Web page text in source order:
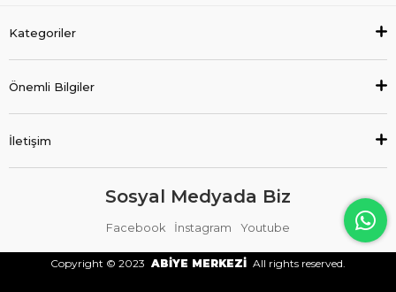
Kategoriler
Önemli Bilgiler
İletişim
Sosyal Medyada Biz
Facebook İnstagram Youtube
Copyright © 2023 ABİYE MERKEZİ All rights reserved.